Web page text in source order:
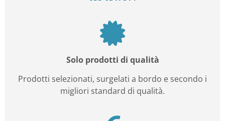
Solo prodotti di qualità
Prodotti selezionati, surgelati a bordo e secondo i
migliori standard di qualità.